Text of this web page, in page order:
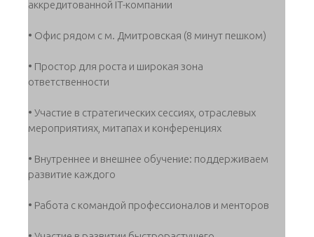
аккредитованной IT-компании
• Офис рядом с м. Дмитровская (8 минут пешком)
• Простор для роста и широкая зона
ответственности
• Участие в стратегических сессиях, отраслевых
мероприятиях, митапах и конференциях
• Внутреннее и внешнее обучение: поддерживаем
развитие каждого
• Работа с командой профессионалов и менторов